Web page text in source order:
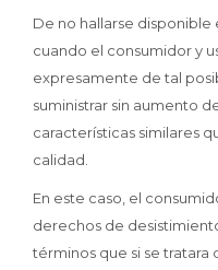
De no hallarse disponible
cuando el consumidor y
expresamente de tal
suministrar sin aumento
características similares
calidad.
En este caso, el
derechos de
términos que si se